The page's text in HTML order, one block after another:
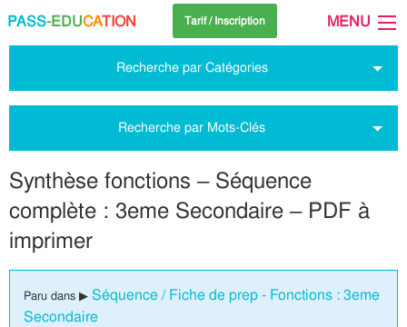
PASS-EDUCATION Tarif / Inscription MENU
Recherche par Catégories
Recherche par Mots-Clés
Synthèse fonctions – Séquence
complète : 3eme Secondaire – PDF à
imprimer
Paru dans ▶ Séquence / Fiche de prep - Fonctions : 3eme
Secondaire